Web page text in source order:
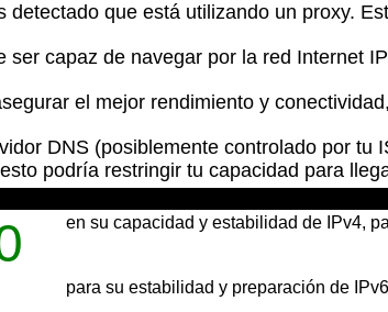
detectado que está utilizando un proxy.
ser capaz de navegar por la red Internet
el mejor rendimiento y
DNS (posiblemente controlado por tu
podría restringir tu capacidad para
en su capacidad y estabilidad de IPv4,
para su estabilidad y preparación de